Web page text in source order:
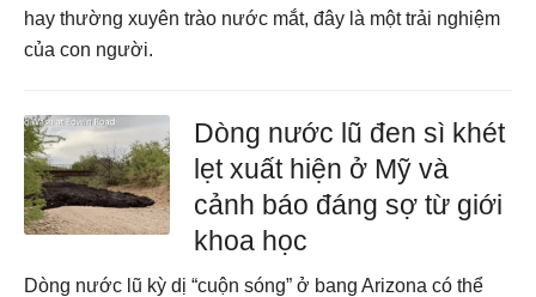
hay thường xuyên trào nước mắt, đây là một trải nghiệm
của con người.
Dòng nước lũ đen sì khét
lẹt xuất hiện ở Mỹ và
cảnh báo đáng sợ từ giới
khoa học
Dòng nước lũ kỳ dị “cuộn sóng” ở bang Arizona có thể